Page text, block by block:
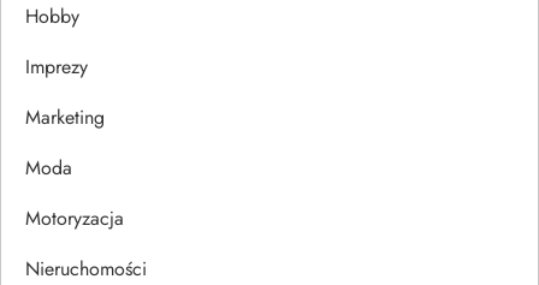
a
w
p
Hobby
Imprezy
Marketing
Moda
Motoryzacja
Nieruchomości